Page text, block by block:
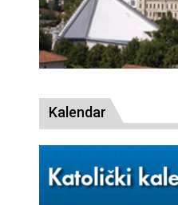
Kalendar